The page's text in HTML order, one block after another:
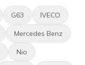
G63 IVECO
Mercedes Benz
Nio